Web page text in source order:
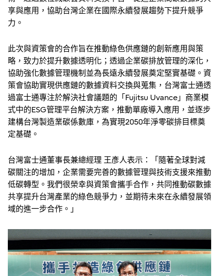
享與應用，協助台灣企業在國際永續發展趨勢下提升競爭
力。
此次與資策會的合作旨在推動綠色供應鏈的創新應用與策
略，致力於提升數據透明化；透過企業碳排放管理的深化，
協助強化數據管理機制並為長遠永續發展奠定堅實基礎。資
策會協助實現供應鏈的數據資料交換與蒐集，台灣富士通透
過富士通專注於解決社會議題的「Fujitsu Uvance」商業模
式中的ESG管理平台解決方案，推動單廠導入應用，並逐步
建構台灣製造業碳係數庫，為實現2050年淨零碳排目標奠
定基礎。
台灣富士通董事長兼總經理 王彥人表示：「隨著全球對減
碳關注的增加，企業需要完善的數據管理與技術支援來推動
低碳轉型。我們很榮幸與資策會攜手合作，共同推動碳數據
共享提升台灣產業的綠色競爭力，並期待未來在永續發展領
域的進一步合作。」